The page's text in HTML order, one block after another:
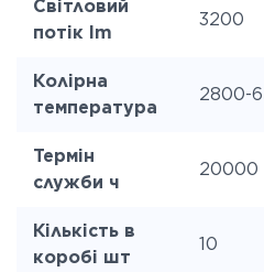
Світловий
потік lm
3200
Колірна
температура
2800-
Термін
служби ч
20000
Кількість в
коробі шт
10